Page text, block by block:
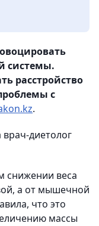
системы.
расстройство
с
.
врач-диетолог
снижении веса
а от мышечной
что это
массы